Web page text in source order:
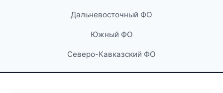
Дальневосточный ФО
Южный ФО
Северо-Кавказский ФО